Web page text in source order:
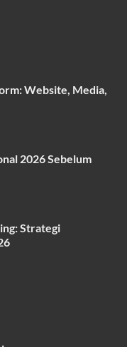
Website, Media,
2026 Sebelum
Strategi